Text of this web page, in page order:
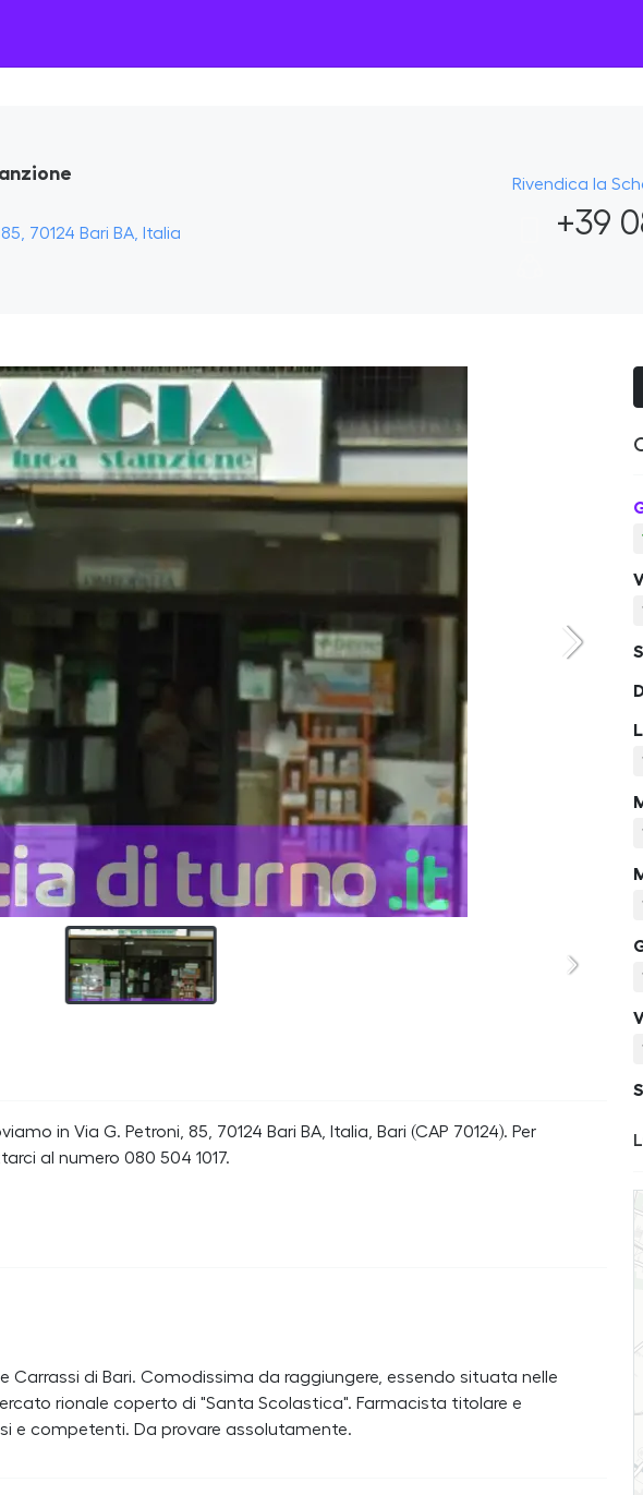
70124 Bari BA, Italia
Rivendica la
+39
in Via G. Petroni, 85, 70124 Bari BA, Italia, Bari (CAP 70124). Per
al numero 080 504 1017.
Carrassi di Bari. Comodissima da raggiungere, essendo situata nelle
rionale coperto di "Santa Scolastica". Farmacista titolare e
e competenti. Da provare assolutamente.